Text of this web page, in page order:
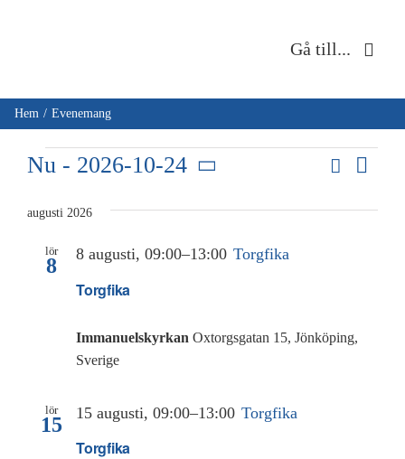
Gå till...
Om oss
Musik & kultur
Barn & unga
Kalender
Hem Evenemang
Evenemang
Search
Sök
Lista
Nu - 2026-10-24
datum.
augusti 2026
lör
8
Torgfika
8 augusti, 09:00–13:00 Torgfika
Immanuelskyrkan Oxtorgsgatan 15, Jönköping,
Sverige
lör
15
Torgfika
15 augusti, 09:00–13:00 Torgfika